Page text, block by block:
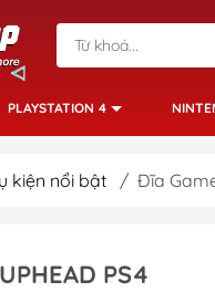
PLAYSTATION 4
kiện nổi bật / Đĩa
PS4